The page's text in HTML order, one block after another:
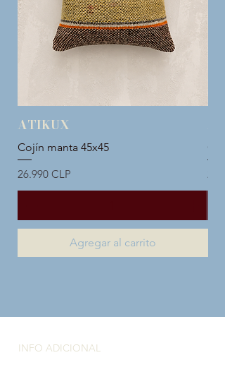
ATIKUX
Cojín manta 45x45
Precio
26.990 CLP
Agregar al carrito
INFO ADICIONAL​